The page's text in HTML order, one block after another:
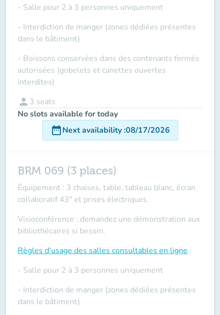
- Salle pour 2 à 3 personnes uniquement
- Interdiction de manger (zones dédiées présentes
dans le bâtiment)
- Boissons conservées dans des contenants fermés
autorisées (gobelets et canettes ouvertes
interdites)
person 3 seats
No slots available for today
date_rangeNext availability:08/17/2026
BRM 069 (3 places)
Équipement : 3 chaises, table, tableau blanc, écran
collaboratif 43" et prises électriques.
Visioconférence : demandez une démonstration aux
bibliothécaires si besoin.
Règles d'usage des salles consultables en ligne :
- Salle pour 2 à 3 personnes uniquement
- Interdiction de manger (zones dédiées présentes
dans le bâtiment)